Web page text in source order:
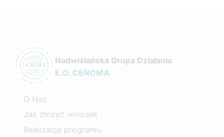
Nadwiślańska Grupa Działania
E.O. CENOMA
O Nas
Jak złożyć wniosek
Realizacja programu